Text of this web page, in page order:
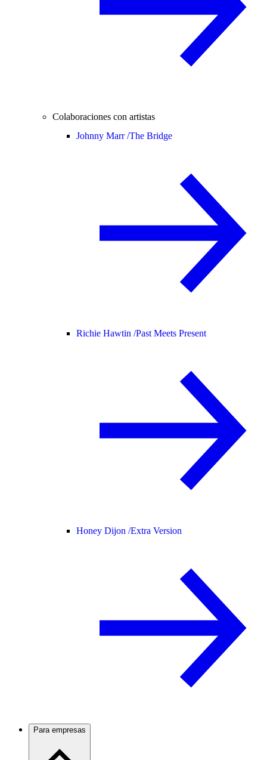
Colaboraciones con artistas
Johnny Marr /The Bridge
Richie Hawtin /Past Meets Present
Honey Dijon /Extra Version
Para empresas